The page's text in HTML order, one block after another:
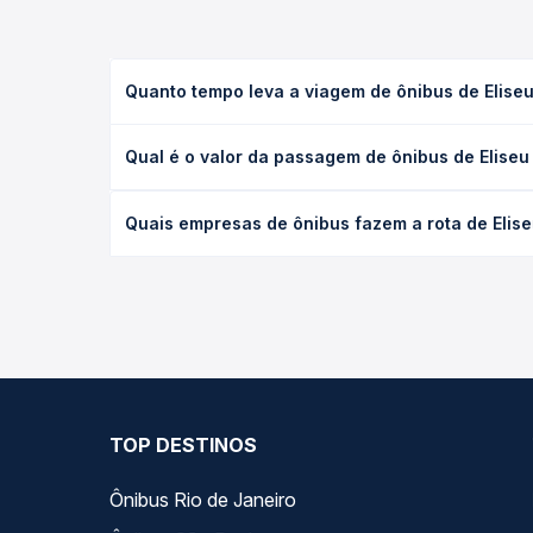
Quanto tempo leva a viagem de ônibus de
executivo ou leito) e as condições de tráfego. Na
Qual é o valor da passagem de ônibus de
poltrona e a antecedência da compra. Na Quero
Quais empresas de ônibus fazem a rota de
TOP DESTINOS
Ônibus Rio de Janeiro